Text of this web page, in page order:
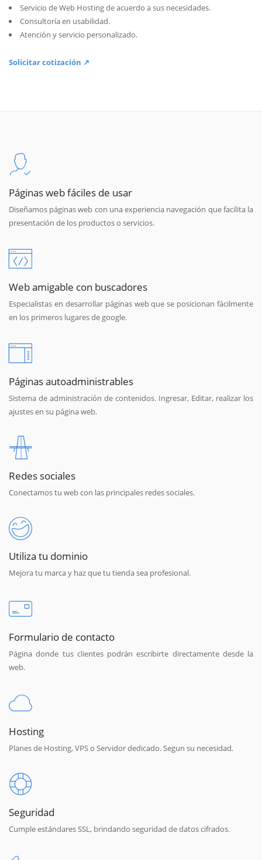
Servicio de Web Hosting de acuerdo a sus necesidades.
Consultoría en usabilidad.
Atención y servicio personalizado.
Solicitar cotización ↗
Páginas web fáciles de usar
Diseñamos páginas web con una experiencia navegación que facilita la
presentación de los productos o servicios.
Web amigable con buscadores
Especialistas en desarrollar páginas web que se posicionan fácilmente
en los primeros lugares de google.
Páginas autoadministrables
Sistema de administración de contenidos. Ingresar, Editar, realizar los
ajustes en su página web.
Redes sociales
Conectamos tu web con las principales redes sociales.
Utiliza tu dominio
Mejora tu marca y haz que tu tienda sea profesional.
Formulario de contacto
Página donde tus clientes podrán escribirte directamente desde la
web.
Hosting
Planes de Hosting, VPS o Servidor dedicado. Segun su necesidad.
Seguridad
Cumple estándares SSL, brindando seguridad de datos cifrados.